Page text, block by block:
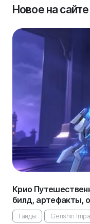
Новое на сайте
Крио
билд, артефакты,
Гайды Genshin